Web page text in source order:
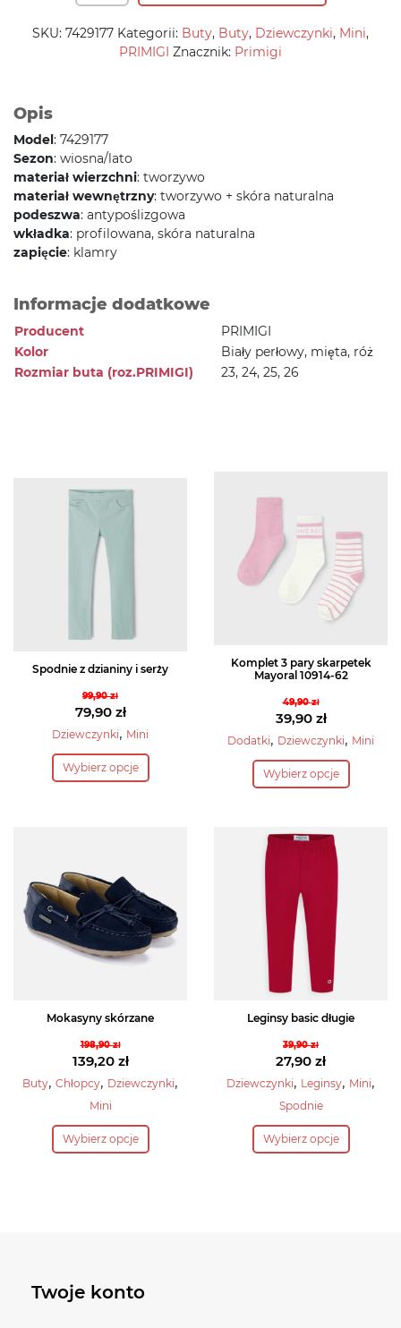
SKU: 7429177 Kategorii: Buty, Buty, Dziewczynki, Mini,
PRIMIGI Znacznik: Primigi
Opis
Model: 7429177
Sezon: wiosna/lato
materiał wierzchni: tworzywo
materiał wewnętrzny: tworzywo + skóra naturalna
podeszwa: antypoślizgowa
wkładka: profilowana, skóra naturalna
zapięcie: klamry
Informacje dodatkowe
Producent
PRIMIGI
Kolor
Biały perłowy, mięta, róż
Rozmiar buta (roz.PRIMIGI)
23, 24, 25, 26
Spodnie z dzianiny i serży
99,90zł
Pierwotna
cena
wynosiła:
99,90 zł.
79,90 zł
Aktualna
cena
wynosi:
Dziewczynki, Mini
Wybierz opcje
Ten
produkt
można
wybrać
na
stronie
Komplet 3 pary skarpetek
Mayoral 10914-62
49,90zł
Pierwotna
cena
wynosiła:
49,90 zł.
39,90 zł
Aktualna
cena
wynosi:
Dodatki, Dziewczynki, Mini
Wybierz opcje
Ten
produkt
wiele
wariantów.
Opcje
można
wybrać
na
stronie
produktu
Mokasyny skórzane
198,90zł
Pierwotna
cena
wynosiła:
139,20 zł
Aktualna
cena
139,20 zł.
Buty, Chłopcy, Dziewczynki,
Mini
Wybierz opcje
Ten
produkt
wybrać
na
Leginsy basic długie
39,90zł
Pierwotna
cena
wynosiła:
27,90 zł
Aktualna
cena
27,90 zł.
Dziewczynki, Leginsy, Mini,
Spodnie
Wybierz opcje
Ten
produkt
Twoje konto